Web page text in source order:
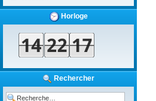
Horloge
Rechercher